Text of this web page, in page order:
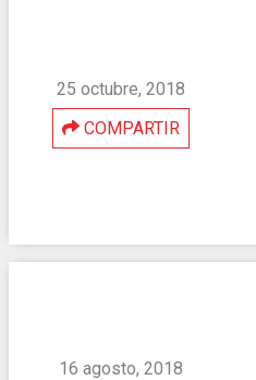
25 octubre, 2018
COMPARTIR
16 agosto, 2018